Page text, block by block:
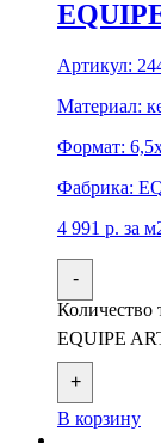
Артикул:
Материал:
Формат:
Фабрика:
4 991 р. за
-
Количество
EQUIPE
+
В корзину